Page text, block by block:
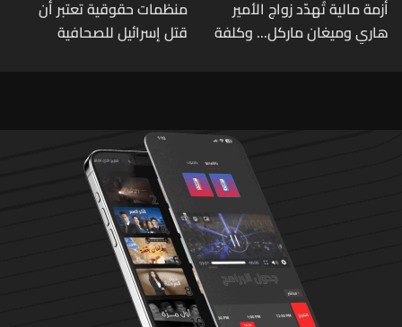
أزمة مالية تُهدّد زواج الأمير
هاري وميغان ماركل... وكلفة
منظمات حقوقية تعتبر أن
قتل إسرائيل للصحافية